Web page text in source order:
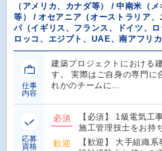
（アメリカ、カナダ等） / 中南米（
等） / オセアニア（オーストラリア
パ（イギリス、フランス、ドイツ、
ロッコ、エジプト、UAE、南アフリ
仕事
内容
建築プロジェクトにおける
す。 実際はご自身の専門に
れかのチームに…
応募
資格
必須
【必須】 1級電気工
施工管理技士をお持
歓迎
【歓迎】 大手組織